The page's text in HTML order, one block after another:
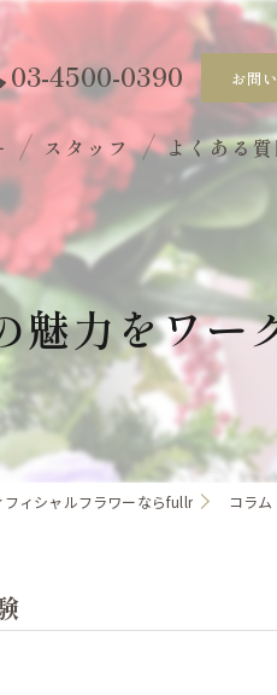
03-4500-0390 お問
スタッフ よくある
魅力をワー
フィシャルフラワーならfullr コラム